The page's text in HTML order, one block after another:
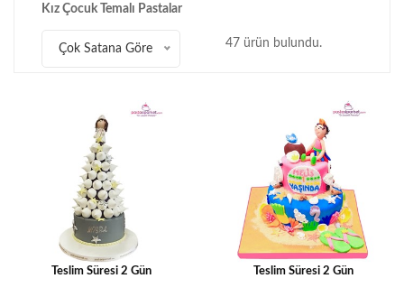
Kız Çocuk Temalı Pastalar
Çok Satana Göre 47 ürün bulundu.
Teslim Süresi 2 Gün Teslim Süresi 2 Gün